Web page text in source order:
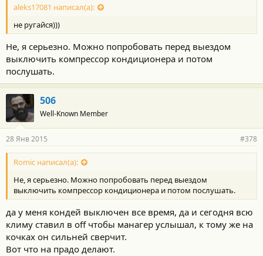
aleks17081 написал(а):
не ругайся)))
Не, я серьезно. Можно попробовать перед выездом
выключить компрессор кондиционера и потом
послушать.
506
Well-Known Member
28 Янв 2015 #378
Romic написал(а):
Не, я серьезно. Можно попробовать перед выездом
выключить компрессор кондиционера и потом послушать.
да у меня кондей выключен все время, да и сегодня всю
климу ставил в off чтобы манагер услышал, к тому же на
кочках он сильней сверчит.
Вот что на прадо делают.